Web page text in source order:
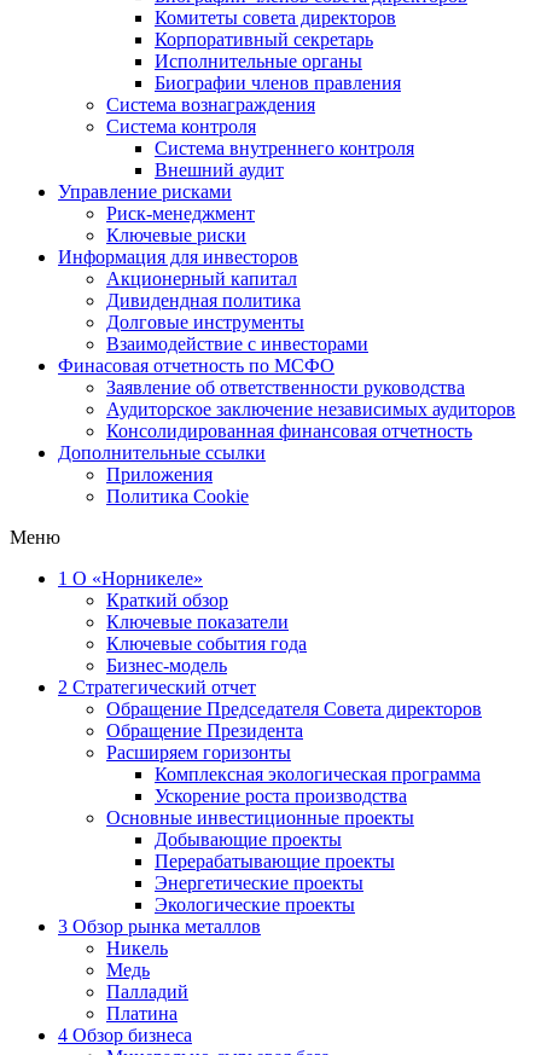
Комитеты совета директоров
Корпоративный секретарь
Исполнительные органы
Биографии членов правления
Система вознаграждения
Система контроля
Система внутреннего контроля
Внешний аудит
Управление рисками
Риск-менеджмент
Ключевые риски
Информация для инвесторов
Акционерный капитал
Дивидендная политика
Долговые инструменты
Взаимодействие с инвеcторами
Финасовая отчетность по МСФО
Заявление об ответственности руководства
Аудиторское заключение независимых аудиторов
Консолидированная финансовая отчетность
Дополнительные ссылки
Приложения
Политика Cookie
Меню
1 О «Норникеле»
Краткий обзор
Ключевые показатели
Ключевые события года
Бизнес-модель
2 Стратегический отчет
Обращение Председателя Совета директоров
Обращение Президента
Расширяем горизонты
Комплексная экологическая программа
Ускорение роста производства
Основные инвестиционные проекты
Добывающие проекты
Перерабатывающие проекты
Энергетические проекты
Экологические проекты
3 Обзор рынка металлов
Никель
Медь
Палладий
Платина
4 Обзор бизнеса